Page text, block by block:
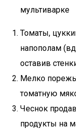
мультиварке
Томаты,
напополам
оставив
Мелко
томатную
Чеснок
продукты на